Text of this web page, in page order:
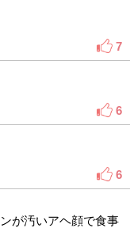
7
6
6
が汚いアヘ顔で食事